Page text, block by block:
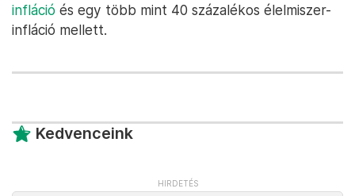
infláció és egy több mint 40 százalékos élelmiszer-
infláció mellett.
Kedvenceink